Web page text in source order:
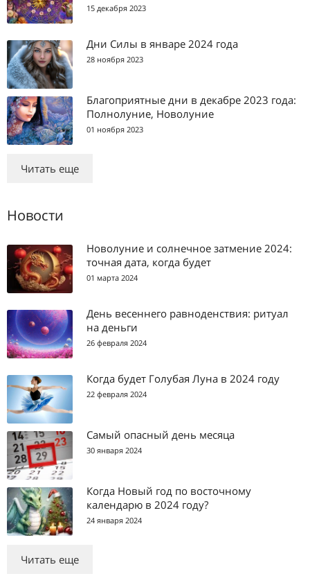
15 декабря 2023
Дни Силы в январе 2024 года
28 ноября 2023
Благоприятные дни в декабре 2023 года:
Полнолуние, Новолуние
01 ноября 2023
Читать еще
Новости
Новолуние и солнечное затмение 2024:
точная дата, когда будет
01 марта 2024
День весеннего равноденствия: ритуал
на деньги
26 февраля 2024
Когда будет Голубая Луна в 2024 году
22 февраля 2024
Самый опасный день месяца
30 января 2024
Когда Новый год по восточному
календарю в 2024 году?
24 января 2024
Читать еще